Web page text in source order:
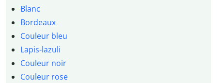
Blanc
Bordeaux
Couleur bleu
Lapis-lazuli
Couleur noir
Couleur rose